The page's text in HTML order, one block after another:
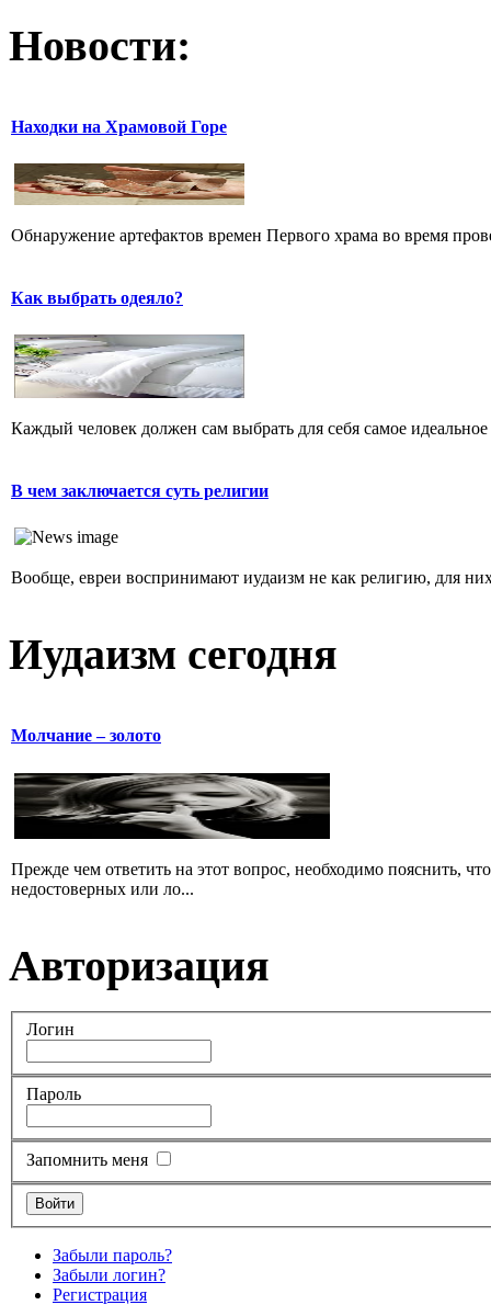
Новости:
Находки на Храмовой Горе
Обнаружение артефактов времен Первого храма во время
Как выбрать одеяло?
Каждый человек должен сам выбрать для себя самое
В чем заключается суть религии
Вообще, евреи воспринимают иудаизм не как религию, для
Иудаизм сегодня
Молчание – золото
Прежде чем ответить на этот вопрос, необходимо пояснить,
недостоверных или ло...
Авторизация
Логин
Пароль
Запомнить меня
Забыли пароль?
Забыли логин?
Регистрация